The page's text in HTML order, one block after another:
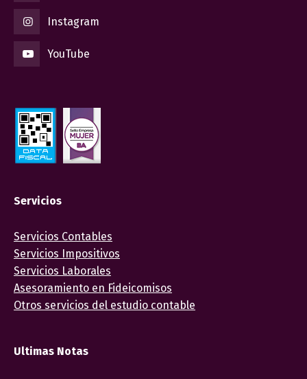
Instagram
YouTube
Servicios
Servicios Contables
Servicios Impositivos
Servicios Laborales
Asesoramiento en Fideicomisos
Otros servicios del estudio contable
Ultimas Notas